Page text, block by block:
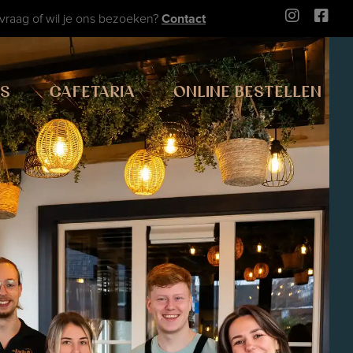
of wil je ons bezoeken? Contact
CAFETARIA ONLINE BESTELLEN